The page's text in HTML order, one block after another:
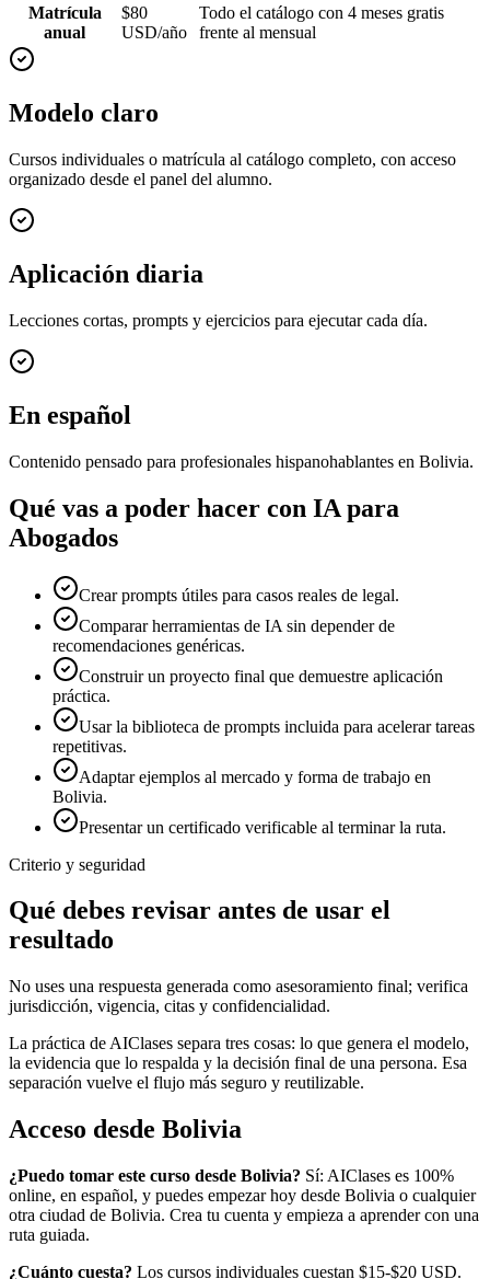
Matrícula
anual
$80
USD/año
Todo el catálogo con 4 meses gratis
frente al mensual
Modelo claro
Cursos individuales o matrícula al catálogo completo, con acceso
organizado desde el panel del alumno.
Aplicación diaria
Lecciones cortas, prompts y ejercicios para ejecutar cada día.
En español
Contenido pensado para profesionales hispanohablantes en Bolivia.
Qué vas a poder hacer con IA para
Abogados
Crear prompts útiles para casos reales de legal.
Comparar herramientas de IA sin depender de
recomendaciones genéricas.
Construir un proyecto final que demuestre aplicación
práctica.
Usar la biblioteca de prompts incluida para acelerar tareas
repetitivas.
Adaptar ejemplos al mercado y forma de trabajo en
Bolivia.
Presentar un certificado verificable al terminar la ruta.
Criterio y seguridad
Qué debes revisar antes de usar el
resultado
No uses una respuesta generada como asesoramiento final; verifica
jurisdicción, vigencia, citas y confidencialidad.
La práctica de AIClases separa tres cosas: lo que genera el modelo,
la evidencia que lo respalda y la decisión final de una persona. Esa
separación vuelve el flujo más seguro y reutilizable.
Acceso desde Bolivia
¿Puedo tomar este curso desde Bolivia? Sí: AIClases es 100%
online, en español, y puedes empezar hoy desde Bolivia o cualquier
otra ciudad de Bolivia. Crea tu cuenta y empieza a aprender con una
ruta guiada.
¿Cuánto cuesta? Los cursos individuales cuestan $15-$20 USD.